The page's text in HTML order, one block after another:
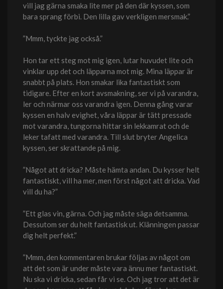
vill jag gärna smaka lite mer på den där kyssen, som
bara sprang förbi. Den lilla gav verkligen mersmak.”
”Mmm, tyckte jag också.”
Hon tar ett steg mot mig igen, lutar huvudet lite och
vinklar upp det och läpparna mot mig. Mina läppar är
snabbt på plats. Hon smakar lika fantastiskt som
tidigare. Efter en kort avsmakning, ser vi på varandra,
ler och närmar oss varandra igen. Denna gång varar
kyssen en halv evighet, våra läppar är tätt pressade
mot varandra, tungorna hittar sin lekkamrat och de
leker tafatt med varandra. Till slut bryter Angelica
kyssen, ser skrattande på mig.
”Något att dricka? Måste hämta andan. Du kysser helt
fantastiskt, vill ha mer, men först något att dricka. Vad
vill du ha?”
”Ett glas vin, gärna. Och jag måste säga detsamma.
Dessutom ser du helt fantastisk ut. Klänningen passar
dig helt perfekt.”
”Mmm, den kommentaren brukar följas av något om
att det som är under måste vara ännu mer fantastiskt.
Nu ska vi dricka, sedan får vi se. Och jag tror att det är